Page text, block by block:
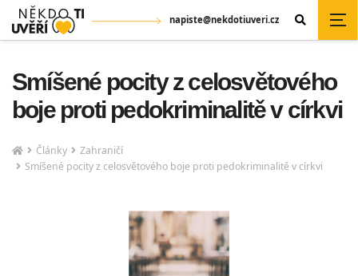
napiste@nekdotiuveri.cz
Smíšené pocity z celosvětového
boje proti pedokriminalitě v církvi
Články
Zahraničí
Smíšené pocity z celosvětového boje proti pedokriminalitě v církvi